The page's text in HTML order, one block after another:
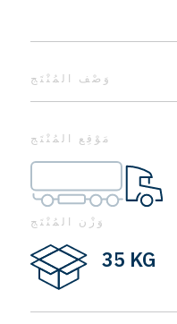
وَصْف المُنْتَج
مَوْقِع المُنْتَج
وَزْن المُنْتَج
35 KG